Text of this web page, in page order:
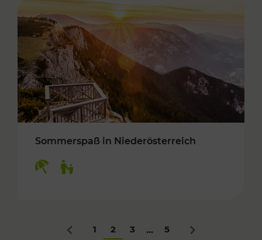
Sommerspaß in Niederösterreich
Zurück
1 2 3 ... 5 Nächstes